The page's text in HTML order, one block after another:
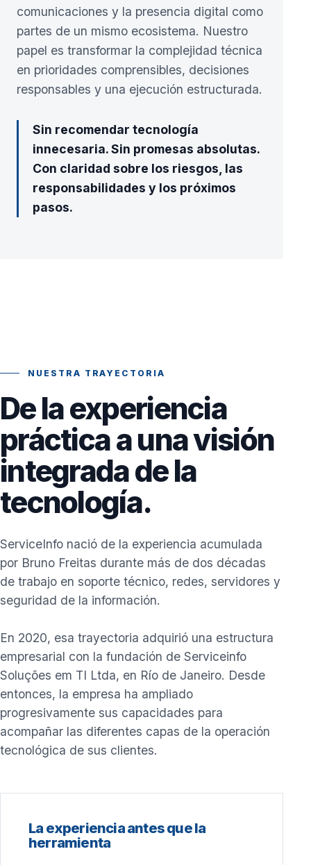
comunicaciones y la presencia digital como
partes de un mismo ecosistema. Nuestro
papel es transformar la complejidad técnica
en prioridades comprensibles, decisiones
responsables y una ejecución estructurada.
Sin recomendar tecnología
innecesaria. Sin promesas absolutas.
Con claridad sobre los riesgos, las
responsabilidades y los próximos
pasos.
NUESTRA TRAYECTORIA
De la experiencia
práctica a una visión
integrada de la
tecnología.
ServiceInfo nació de la experiencia acumulada
por Bruno Freitas durante más de dos décadas
de trabajo en soporte técnico, redes, servidores y
seguridad de la información.
En 2020, esa trayectoria adquirió una estructura
empresarial con la fundación de Serviceinfo
Soluções em TI Ltda, en Río de Janeiro. Desde
entonces, la empresa ha ampliado
progresivamente sus capacidades para
acompañar las diferentes capas de la operación
tecnológica de sus clientes.
La experiencia antes que la
herramienta